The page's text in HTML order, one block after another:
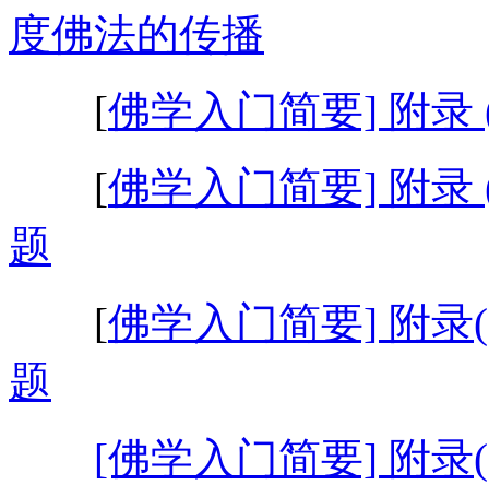
度佛法的传播
[佛学入门简要] 附录
[佛学入门简要] 附
题
[佛学入门简要] 附
题
[佛学入门简要] 附录